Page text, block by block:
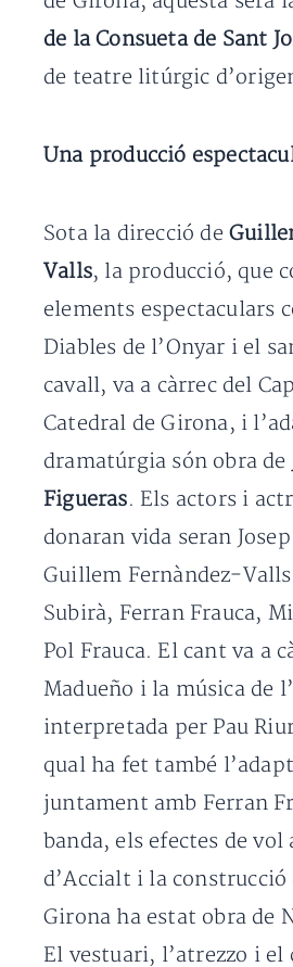
de la Consueta de Sant
de teatre litúrgic
Una producció
Sota la direcció de
Valls, la producció, que
elements espectaculars
Diables de l’Onyar i el
cavall, va a càrrec del
Catedral de Girona, i
dramatúrgia són obra de
Figueras. Els actors i
donaran vida seran
Guillem Fernàndez-
Subirà, Ferran Frauca,
Pol Frauca. El cant va a
Madueño i la música de
interpretada per Pau
qual ha fet també
juntament amb Ferran
banda, els efectes de vol
d’Accialt i la construcció
Girona ha estat obra de
El vestuari, l’atrezzo i el